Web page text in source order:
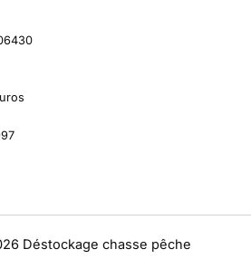
Déstockage chasse pêche